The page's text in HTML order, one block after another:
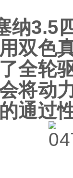
四
双色
全轮
将动
通过